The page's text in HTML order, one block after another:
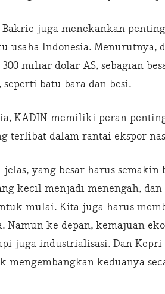
juga menekankan
usaha Indonesia. Menurutnya,
miliar dolar AS, sebagian
batu bara dan besi.
KADIN memiliki peran
terlibat dalam rantai ekspor
jelas, yang besar harus
kecil menjadi menengah,
mulai. Kita juga harus
Namun ke depan, kemajuan
juga industrialisasi. Dan
mengembangkan keduanya